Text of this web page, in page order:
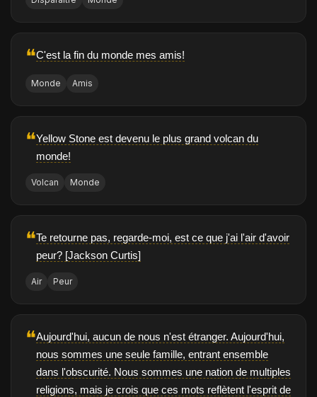
❝C'est la fin du monde mes amis!
Monde Amis
❝Yellow Stone est devenu le plus grand volcan du
monde!
Volcan Monde
❝Te retourne pas, regarde-moi, est ce que j'ai l'air d'avoir
peur? [Jackson Curtis]
Air Peur
❝Aujourd'hui, aucun de nous n'est étranger. Aujourd'hui,
nous sommes une seule famille, entrant ensemble
dans l'obscurité. Nous sommes une nation de multiples
religions, mais je crois que ces mots reflètent l'esprit de